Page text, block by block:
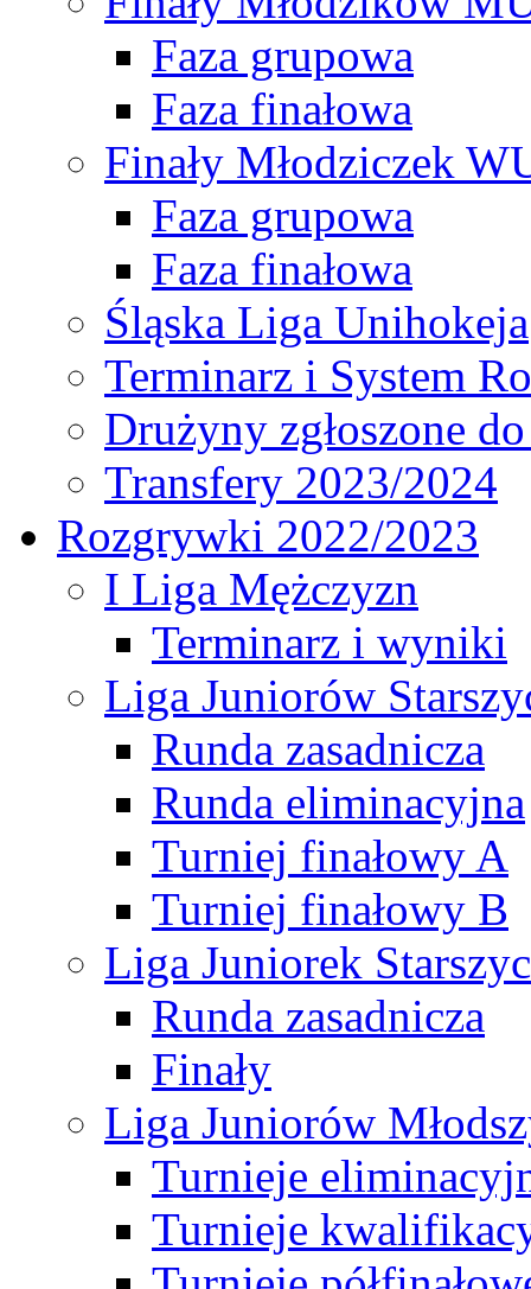
Faza grupowa
Faza finałowa
Finały Młodziczek
Faza grupowa
Faza finałowa
Śląska Liga Unihokeja
Terminarz i System
Drużyny zgłoszone
Transfery 2023/2024
Rozgrywki 2022/2023
I Liga Mężczyzn
Terminarz i wyniki
Liga Juniorów
Runda zasadnicza
Runda eliminacyjna
Turniej finałowy A
Turniej finałowy B
Liga Juniorek
Runda zasadnicza
Finały
Liga Juniorów
Turnieje
Turnieje